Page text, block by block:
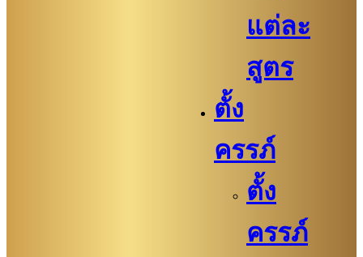
แต่ละ
สูตร
ตั้ง
ครรภ์
ตั้ง
ครรภ์